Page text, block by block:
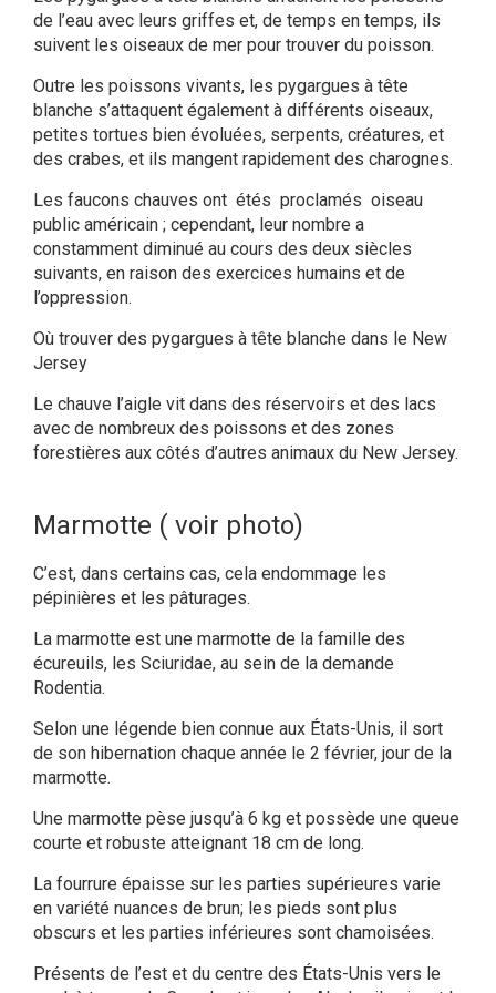
de l’eau avec leurs griffes et, de temps en temps, ils
suivent les oiseaux de mer pour trouver du poisson.
Outre les poissons vivants, les pygargues à tête
blanche s’attaquent également à différents oiseaux,
petites tortues bien évoluées, serpents, créatures, et
des crabes, et ils mangent rapidement des charognes.
Les faucons chauves ont étés proclamés oiseau
public américain ; cependant, leur nombre a
constamment diminué au cours des deux siècles
suivants, en raison des exercices humains et de
l’oppression.
Où trouver des pygargues à tête blanche dans le New
Jersey
Le chauve l’aigle vit dans des réservoirs et des lacs
avec de nombreux des poissons et des zones
forestières aux côtés d’autres animaux du New Jersey.
Marmotte ( voir photo)
C’est, dans certains cas, cela endommage les
pépinières et les pâturages.
La marmotte est une marmotte de la famille des
écureuils, les Sciuridae, au sein de la demande
Rodentia.
Selon une légende bien connue aux États-Unis, il sort
de son hibernation chaque année le 2 février, jour de la
marmotte.
Une marmotte pèse jusqu’à 6 kg et possède une queue
courte et robuste atteignant 18 cm de long.
La fourrure épaisse sur les parties supérieures varie
en variété nuances de brun; les pieds sont plus
obscurs et les parties inférieures sont chamoisées.
Présents de l’est et du centre des États-Unis vers le